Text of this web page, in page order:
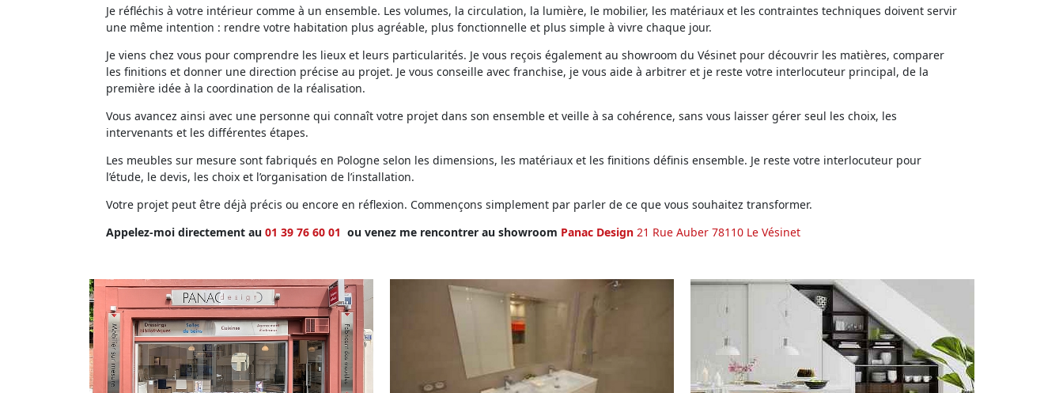
Je réfléchis à votre intérieur comme à un ensemble. Les volumes, la circulation, la lumière, le mobilier, les matériaux et les contraintes techniques doivent servir
une même intention : rendre votre habitation plus agréable, plus fonctionnelle et plus simple à vivre chaque jour.
Je viens chez vous pour comprendre les lieux et leurs particularités. Je vous reçois également au showroom du Vésinet pour découvrir les matières, comparer
les finitions et donner une direction précise au projet. Je vous conseille avec franchise, je vous aide à arbitrer et je reste votre interlocuteur principal, de la
première idée à la coordination de la réalisation.
Vous avancez ainsi avec une personne qui connaît votre projet dans son ensemble et veille à sa cohérence, sans vous laisser gérer seul les choix, les
intervenants et les différentes étapes.
Les meubles sur mesure sont fabriqués en Pologne selon les dimensions, les matériaux et les finitions définis ensemble. Je reste votre interlocuteur pour
l’étude, le devis, les choix et l’organisation de l’installation.
Votre projet peut être déjà précis ou encore en réflexion. Commençons simplement par parler de ce que vous souhaitez transformer.
Appelez-moi directement au 01 39 76 60 01 ou venez me rencontrer au showroom Panac Design 21 Rue Auber 78110 Le Vésinet